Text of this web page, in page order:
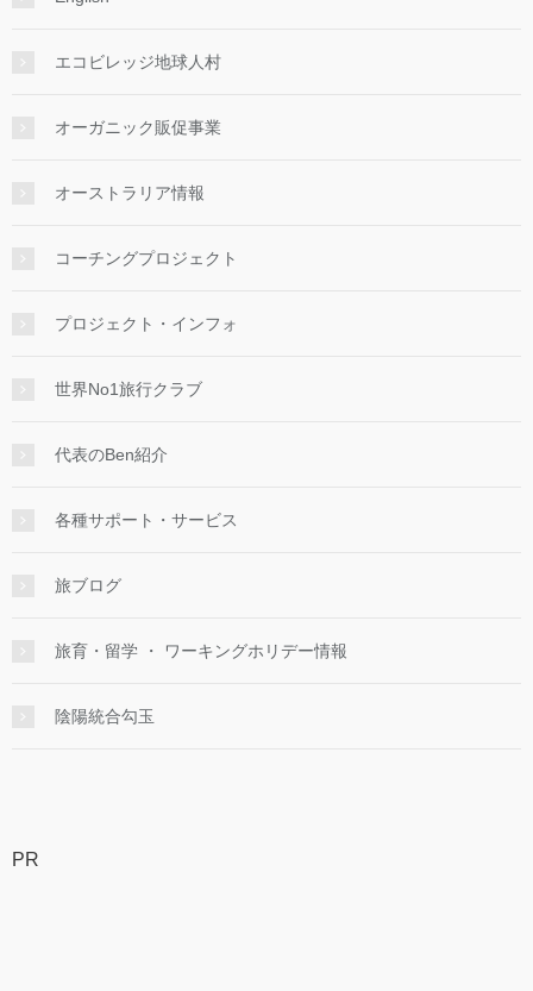
エコビレッジ地球人村
オーガニック販促事業
オーストラリア情報
コーチングプロジェクト
プロジェクト・インフォ
世界No1旅行クラブ
代表のBen紹介
各種サポート・サービス
旅ブログ
旅育・留学 ・ ワーキングホリデー情報
陰陽統合勾玉
PR